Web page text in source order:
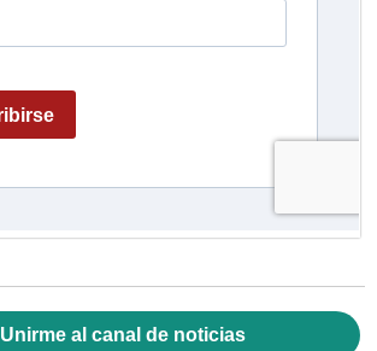
Unirme al canal de noticias